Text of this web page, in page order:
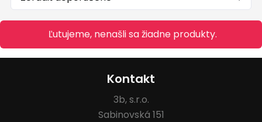
Ľutujeme, nenašli sa žiadne produkty.
Kontakt
3b, s.r.o.
Sabinovská 151